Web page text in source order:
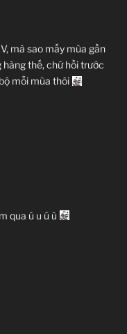
mà sao mấy mùa gần
thế, chứ hồi trước
mỗi mùa thôi
qua ú u ú ù